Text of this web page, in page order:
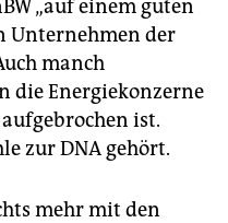
„auf einem guten
Unternehmen der
manch
die Energiekonzerne
ist.
zur DNA gehört.
mehr mit den